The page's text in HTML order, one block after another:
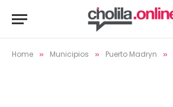
Home » Municipios » Puerto Madryn »